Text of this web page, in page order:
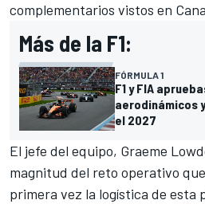
complementarios vistos en
Más de la F1:
FÓRMULA 1
F1 y FIA
aerodinámicos
el 2027
El jefe del equipo, Graeme
magnitud del reto operativo
primera vez la logística de esta